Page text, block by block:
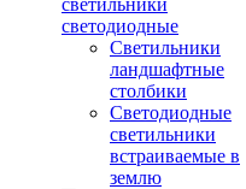
светильники
светодиодные
Светильники
ландшафтные
столбики
Светодиодные
светильники
встраиваемые в
землю